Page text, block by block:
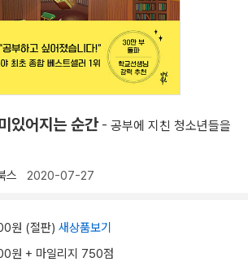
있어지는 순간- 공부에 지친 청소년들을
스 2020-07-27
원 (절판) 새상품보기
원 + 마일리지 750점